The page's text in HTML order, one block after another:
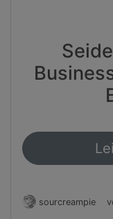
sourcreampie